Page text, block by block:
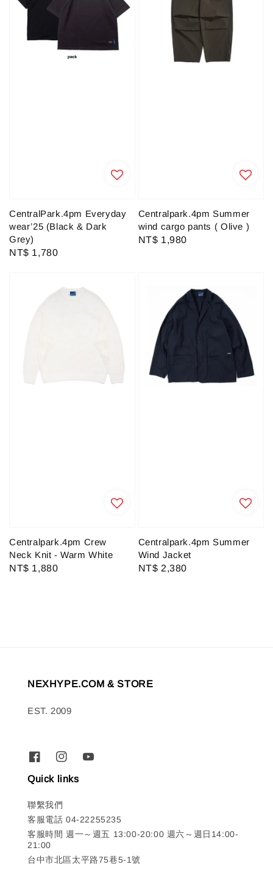
CentralPark.4pm Everyday
wear’25 (Black & Dark
Grey)
Regular
NT$ 1,780
Centralpark.4pm Summer
wind cargo pants ( Olive )
Regular
NT$ 1,980
Centralpark.4pm Crew
Neck Knit - Warm White
Regular
NT$ 1,880
Centralpark.4pm Summer
Wind Jacket
Regular
NT$ 2,380
NEXHYPE.COM & STORE
EST. 2009
Quick links
聯繫我們
客服電話 04-22255235
客服時間 週一～週五 13:00-20:00 週六～週日14:00-
21:00
台中市北區太平路75巷5-1號